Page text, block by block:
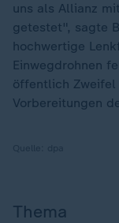
uns als Allianz
getestet", sagte
hochwertige
Einwegdrohnen
öffentlich
Vorbereitungen
Thema